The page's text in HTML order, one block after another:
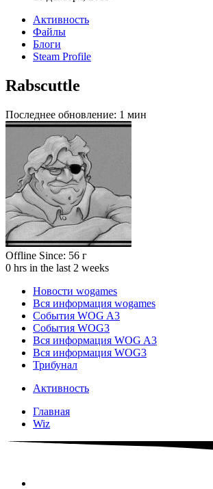
Активность
Файлы
Блоги
Steam Profile
Rabscuttle
Последнее обновление: 1 мин
Offline Since: 56 г
0 hrs in the last 2 weeks
Новости wogames
Вся информация wogames
События WOG A3
События WOG3
Вся информация WOG A3
Вся информация WOG3
Трибунал
Активность
Главная
Wiz